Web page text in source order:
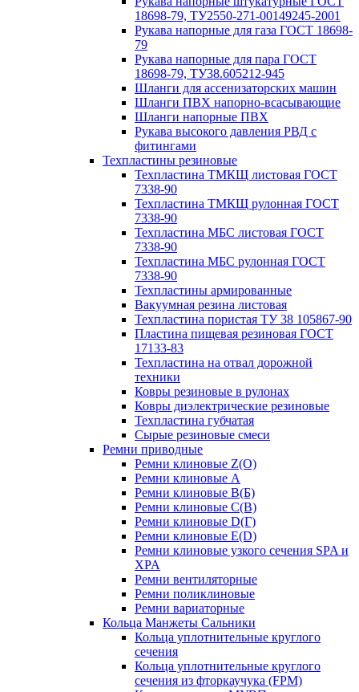
18698-79, ТУ2550-271-00149245-2001
Рукава напорные для газа ГОСТ 18698-
79
Рукава напорные для пара ГОСТ
18698-79, ТУ38.605212-945
Шланги для ассенизаторских машин
Шланги ПВХ напорно-всасывающие
Шланги напорные ПВХ
Рукава высокого давления РВД с
фитингами
Техпластины резиновые
Техпластина ТМКЩ листовая ГОСТ
7338-90
Техпластина ТМКЩ рулонная ГОСТ
7338-90
Техпластина МБС листовая ГОСТ
7338-90
Техпластина МБС рулонная ГОСТ
7338-90
Техпластины армированные
Вакуумная резина листовая
Техпластина пористая ТУ 38 105867-90
Пластина пищевая резиновая ГОСТ
17133-83
Техпластина на отвал дорожной
техники
Ковры резиновые в рулонах
Ковры диэлектрические резиновые
Техпластина губчатая
Сырые резиновые смеси
Ремни приводные
Ремни клиновые Z(О)
Ремни клиновые A
Ремни клиновые B(Б)
Ремни клиновые C(В)
Ремни клиновые D(Г)
Ремни клиновые Е(D)
Ремни клиновые узкого сечения SPA и
XPA
Ремни вентиляторные
Ремни поликлиновые
Ремни вариаторные
Кольца Манжеты Сальники
Кольца уплотнительные круглого
сечения
Кольца уплотнительные круглого
сечения из фторкаучука (FPM)